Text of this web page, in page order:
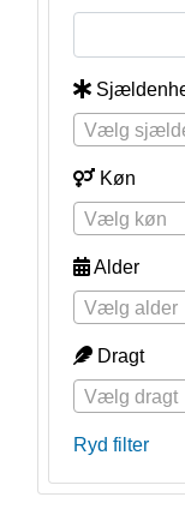
Vælg
Køn
Vælg køn
Alder
Vælg alder
Dragt
Vælg dragt
Ryd filter